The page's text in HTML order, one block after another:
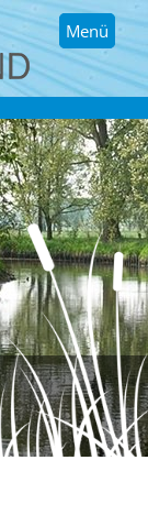
Menü